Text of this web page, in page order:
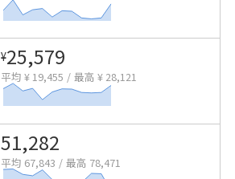
¥25,579
平均 ¥ 19,455 / 最高 ¥ 28,121
51,282
平均 67,843 / 最高 78,471